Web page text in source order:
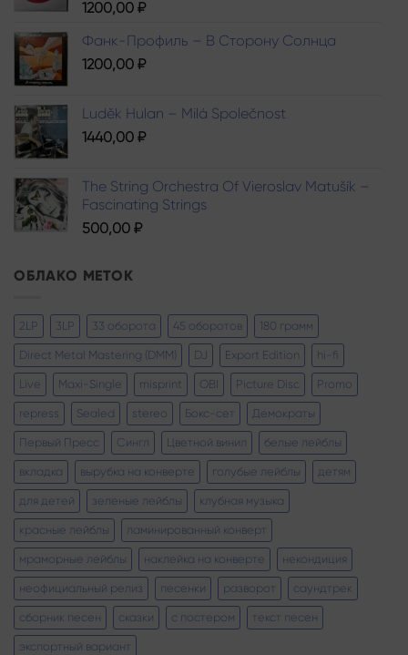
1200,00 ₽
Фанк-Профиль – В Сторону Солнца
1200,00 ₽
Luděk Hulan – Milá Společnost
1440,00 ₽
The String Orchestra Of Vieroslav Matušík –
Fascinating Strings
500,00 ₽
ОБЛАКО МЕТОК
2LP 3LP 33 оборота 45 оборотов 180 грамм
Direct Metal Mastering (DMM) DJ Export Edition hi-fi
Live Maxi-Single misprint OBI Picture Disc Promo
repress Sealed stereo Бокс-сет Демократы
Первый Пресс Сингл Цветной винил белые лейблы
вкладка вырубка на конверте голубые лейблы детям
для детей зеленые лейблы клубная музыка
красные лейблы ламинированный конверт
мраморные лейблы наклейка на конверте некондиция
неофициальный релиз песенки разворот саундтрек
сборник песен сказки с постером текст песен
экспортный вариант